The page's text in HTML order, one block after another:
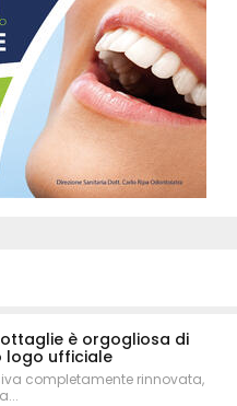
è orgogliosa di
logo ufficiale
completamente rinnovata,